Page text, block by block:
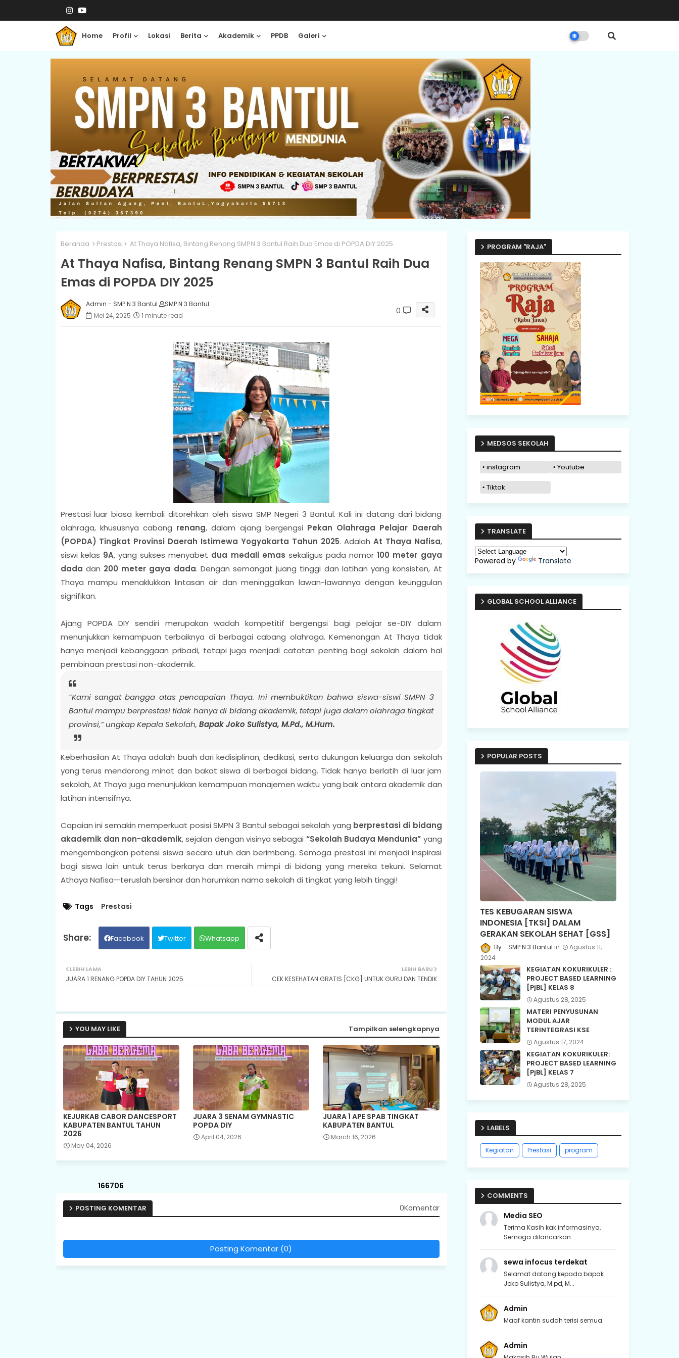
Home Profil Lokasi Berita Akademik PPDB Galeri
Beranda Prestasi At Thaya Nafisa, Bintang Renang SMPN 3 Bantul Raih Dua Emas di POPDA DIY 2025
At Thaya Nafisa, Bintang Renang SMPN 3 Bantul Raih Dua
Emas di POPDA DIY 2025
Admin - SMP N 3 Bantul
SMP N 3 Bantul
Mei 24, 2025
1 minute read 0
Prestasi luar biasa kembali ditorehkan oleh siswa SMP Negeri 3 Bantul. Kali ini datang dari bidang
olahraga, khususnya cabang renang, dalam ajang bergengsi Pekan Olahraga Pelajar Daerah
(POPDA) Tingkat Provinsi Daerah Istimewa Yogyakarta Tahun 2025. Adalah At Thaya Nafisa,
siswi kelas 9A, yang sukses menyabet dua medali emas sekaligus pada nomor100 meter gaya
dada dan 200 meter gaya dada. Dengan semangat juang tinggi dan latihan yang konsisten, At
Thaya mampu menaklukkan lintasan air dan meninggalkan lawan-lawannya dengan keunggulan
signifikan.
Ajang POPDA DIY sendiri merupakan wadah kompetitif bergengsi bagi pelajar se-DIY dalam
menunjukkan kemampuan terbaiknya di berbagai cabang olahraga. Kemenangan At Thaya tidak
hanya menjadi kebanggaan pribadi, tetapi juga menjadi catatan penting bagi sekolah dalam hal
pembinaan prestasi non-akademik.
“Kami sangat bangga atas pencapaian Thaya. Ini membuktikan bahwa siswa-siswi SMPN 3
Bantul mampu berprestasi tidak hanya di bidang akademik, tetapi juga dalam olahraga tingkat
provinsi,” ungkap Kepala Sekolah, Bapak Joko Sulistya, M.Pd., M.Hum.
Keberhasilan At Thaya adalah buah dari kedisiplinan, dedikasi, serta dukungan keluarga dan sekolah
yang terus mendorong minat dan bakat siswa di berbagai bidang. Tidak hanya berlatih di luar jam
sekolah, At Thaya juga menunjukkan kemampuan manajemen waktu yang baik antara akademik dan
latihan intensifnya.
Capaian ini semakin memperkuat posisi SMPN 3 Bantul sebagai sekolah yang berprestasi di bidang
akademik dan non-akademik, sejalan dengan visinya sebagai “Sekolah Budaya Mendunia” yang
mengembangkan potensi siswa secara utuh dan berimbang. Semoga prestasi ini menjadi inspirasi
bagi siswa lain untuk terus berkarya dan meraih mimpi di bidang yang mereka tekuni. Selamat
Athaya Nafisa—teruslah bersinar dan harumkan nama sekolah di tingkat yang lebih tinggi!
Tags Prestasi
Facebook Twitter Whatsapp
LEBIH BARU
CEK KESEHATAN GRATIS [CKG] UNTUK GURU DAN TENDIK
LEBIH LAMA
JUARA 1 RENANG POPDA DIY TAHUN 2025
YOU MAY LIKE Tampilkan selengkapnya
KEJURKAB CABOR DANCESPORT
KABUPATEN BANTUL TAHUN
2026
May 04, 2026
JUARA 3 SENAM GYMNASTIC
POPDA DIY
April 04, 2026
JUARA 1 APE SPAB TINGKAT
KABUPATEN BANTUL
March 16, 2026
166706
POSTING KOMENTAR 0Komentar
Posting Komentar (0)
PROGRAM "RAJA"
MEDSOS SEKOLAH
instagram Youtube
Tiktok
TRANSLATE
Powered by Translate
GLOBAL SCHOOL ALLIANCE
POPULAR POSTS
TES KEBUGARAN SISWA
INDONESIA [TKSI] DALAM
GERAKAN SEKOLAH SEHAT [GSS]
SMP N 3 Bantul
Agustus 11,
2024
KEGIATAN KOKURIKULER :
PROJECT BASED LEARNING
[PjBL] KELAS 8
Agustus 28, 2025
MATERI PENYUSUNAN
MODUL AJAR
TERINTEGRASI KSE
Agustus 17, 2024
KEGIATAN KOKURIKULER:
PROJECT BASED LEARNING
[PjBL] KELAS 7
Agustus 28, 2025
LABELS
Kegiatan Prestasi program
COMMENTS
Media SEO
Terima Kasih kak informasinya,
Semoga dilancarkan ...
sewa infocus terdekat
Selamat datang kepada bapak
Joko Sulistya, M.pd, M...
Admin
Maaf kantin sudah terisi semua.
Admin